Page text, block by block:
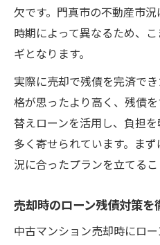
欠です。門真市の不動産市
時期によって異なるため、
ギとなります。
実際に売却で残債を完済で
格が思ったより高く、残債
替えローンを活用し、負担
多く寄せられています。ま
況に合ったプランを立てるこ
売却時のローン残債対策を
中古マンション売却時にロ